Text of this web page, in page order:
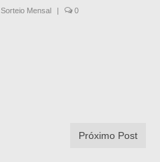
Sorteio Mensal 0
Próximo Post